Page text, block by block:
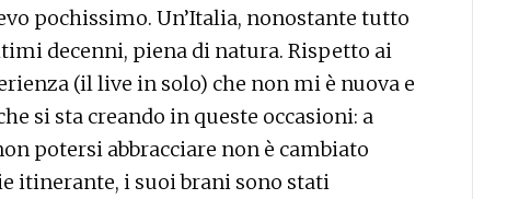
pochissimo. Un’Italia, nonostante tutto
decenni, piena di natura. Rispetto ai
(il live in solo) che non mi è nuova e
si sta creando in queste occasioni: a
potersi abbracciare non è cambiato
itinerante, i suoi brani sono stati